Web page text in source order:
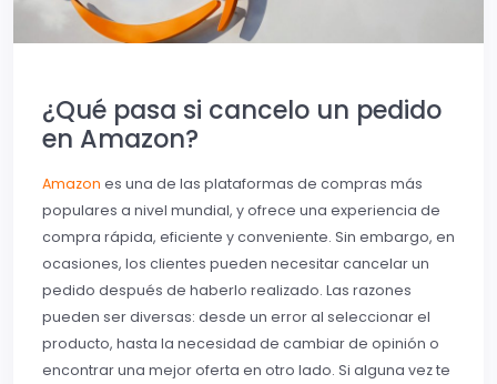
¿Qué pasa si cancelo un pedido
en Amazon?
Amazon es una de las plataformas de compras más
populares a nivel mundial, y ofrece una experiencia de
compra rápida, eficiente y conveniente. Sin embargo, en
ocasiones, los clientes pueden necesitar cancelar un
pedido después de haberlo realizado. Las razones
pueden ser diversas: desde un error al seleccionar el
producto, hasta la necesidad de cambiar de opinión o
encontrar una mejor oferta en otro lado. Si alguna vez te